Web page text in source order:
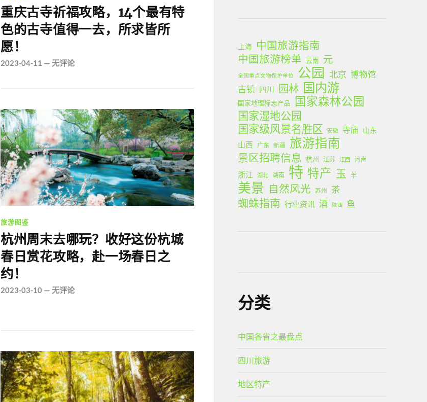
重庆古寺祈福攻略，14个最有特
色的古寺值得一去，所求皆所
愿！
2023-04-11 — 无评论
旅游图鉴
杭州周末去哪玩？收好这份杭城
春日赏花攻略，赴一场春日之
约！
2023-03-10— 无评论
上海
中国旅游指南
中国旅游榜单 云南 元
全国重点文物保护单位 公园 北京 博物馆
古镇 四川 园林 国内游
国家地理标志产品 国家森林公园
国家湿地公园
国家级风景名胜区
安徽 寺庙 山东
山西 广东 新疆 旅游指南
景区招聘信息 杭州 江苏 江西 河南
浙江 湖北 湖南 特 特产 玉 羊
美景 自然风光 苏州 茶
蜘蛛指南 行业资讯 酒 陕西 鱼
分类
中国各省之最盘点
四川旅游
地区特产